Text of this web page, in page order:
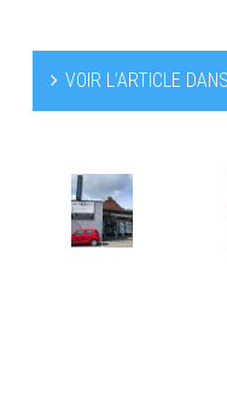
VOIR L’ARTICLE